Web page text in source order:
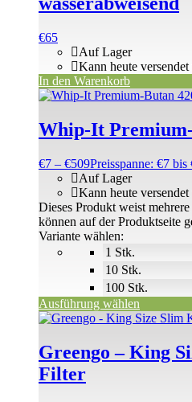
€65
Auf Lager
Kann heute versendet
In den Warenkorb
Whip-It
€7 – €509Preisspanne: €7 bis
1 Stk.
10 Stk.
100 Stk.
Auf Lager
Kann heute versendet
Variante wählen:
Ausführung wählen
Dieses Produkt weist
können auf der Produktseite
Greengo – King
Filter